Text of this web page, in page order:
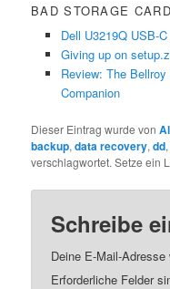
BAD STORAGE
Dell U3219Q USB-
Giving up on
Review: The
Companion
Dieser Eintrag wurde von
backup,data recovery,dd
verschlagwortet. Setze ein
Schreibe
Deine E-Mail-
Erforderliche Felder